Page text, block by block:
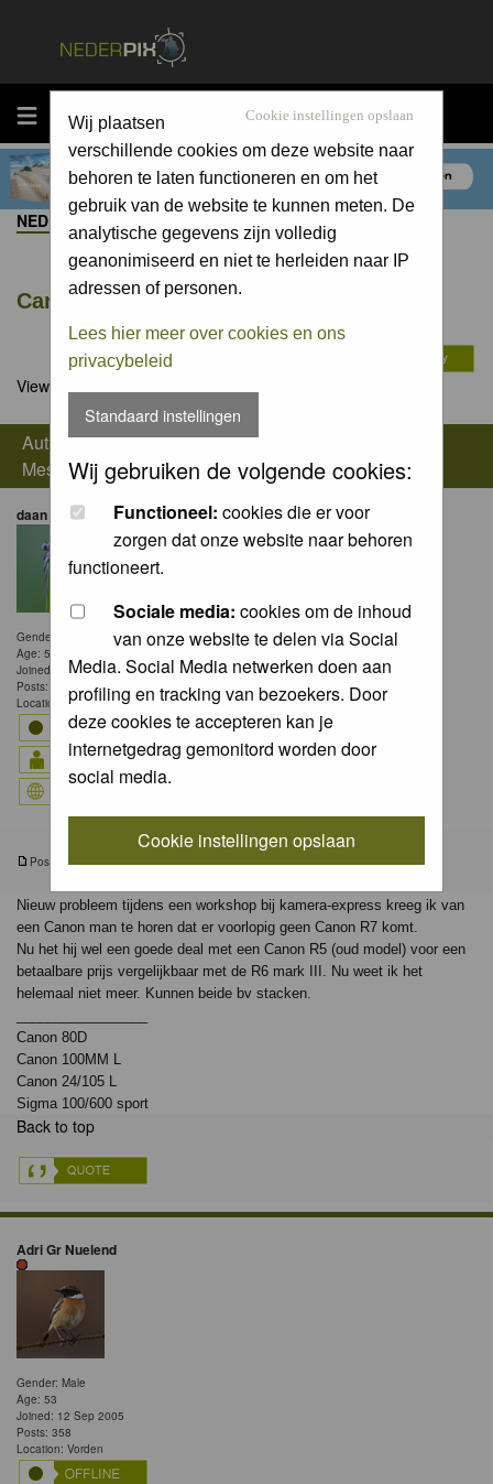
MENU Cookie instellingen opslaan
Wij plaatsen
verschillende cookies om deze website naar
behoren te laten functioneren en om het
gebruik van de website te kunnen meten. De
analytische gegevens zijn volledig
geanonimiseerd en niet te herleiden naar IP
adressen of personen.
Lees hier meer over cookies en ons
privacybeleid
Standaard instellingen
Wij gebruiken de volgende cookies:
Functioneel: cookies die er voor
zorgen dat onze website naar behoren
functioneert.
Sociale media: cookies om de inhoud
van onze website te delen via Social
Media. Social Media netwerken doen aan
profiling en tracking van bezoekers. Door
deze cookies te accepteren kan je
internetgedrag gemonitord worden door
social media.
Cookie instellingen opslaan
NEDERPIX.NL FORUM INDEX
Canon R7
View previous topic
Author
Message
daan de vos
Gender: Male
Age: 58
Joined: 18 May 2006
Posts: 83
Location: Breda
Posted: Tue 26 May 2026, 15:32 Post subject: Canon R7
Nieuw probleem tijdens een workshop bij kamera-express kreeg ik van
een Canon man te horen dat er voorlopig geen Canon R7 komt.
Nu het hij wel een goede deal met een Canon R5 (oud model) voor een
betaalbare prijs vergelijkbaar met de R6 mark III. Nu weet ik het
helemaal niet meer. Kunnen beide bv stacken.
Canon 80D
Canon 100MM L
Canon 24/105 L
Sigma 100/600 sport
Back to top
Adri Gr Nuelend
Gender: Male
Age: 53
Joined: 12 Sep 2005
Posts: 358
Location: Vorden